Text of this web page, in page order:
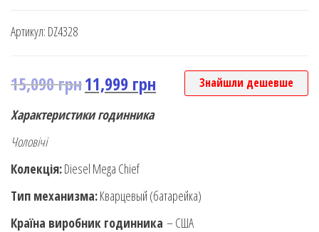
Артикул: DZ4328
15,090грн11,999 грн Знайшли дешевше
Характеристики годинника
Чоловічі
Колекція:Diesel Mega Chief
Тип механизма:Кварцевый (батарейка)
Країна виробник годинника – США